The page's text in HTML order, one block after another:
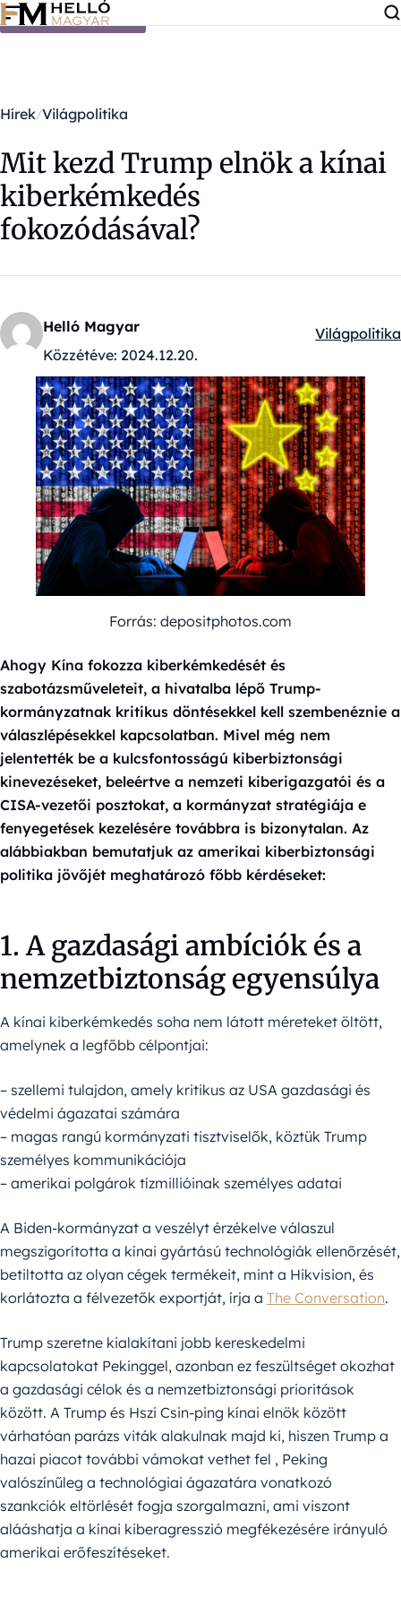
Ugrás a tartalomra
Hírek Világpolitika
Mit kezd Trump elnök a kínai
kiberkémkedés
fokozódásával?
Helló Magyar
Közzétéve: 2024.12.20.
Kategóriák:
Világpolitika
Forrás: depositphotos.com
Ahogy Kína fokozza kiberkémkedését és
szabotázsműveleteit, a hivatalba lépő Trump-
kormányzatnak kritikus döntésekkel kell szembenéznie a
válaszlépésekkel kapcsolatban. Mivel még nem
jelentették be a kulcsfontosságú kiberbiztonsági
kinevezéseket, beleértve a nemzeti kiberigazgatói és a
CISA-vezetői posztokat, a kormányzat stratégiája e
fenyegetések kezelésére továbbra is bizonytalan. Az
alábbiakban bemutatjuk az amerikai kiberbiztonsági
politika jövőjét meghatározó főbb kérdéseket:
1. A gazdasági ambíciók és a
nemzetbiztonság egyensúlya
A kínai kiberkémkedés soha nem látott méreteket öltött,
amelynek a legfőbb célpontjai:
– szellemi tulajdon, amely kritikus az USA gazdasági és
védelmi ágazatai számára
– magas rangú kormányzati tisztviselők, köztük Trump
személyes kommunikációja
– amerikai polgárok tízmillióinak személyes adatai
A Biden-kormányzat a veszélyt érzékelve válaszul
megszigorította a kínai gyártású technológiák ellenőrzését,
betiltotta az olyan cégek termékeit, mint a Hikvision, és
korlátozta a félvezetők exportját, írja a The Conversation.
Trump szeretne kialakítani jobb kereskedelmi
kapcsolatokat Pekinggel, azonban ez feszültséget okozhat
a gazdasági célok és a nemzetbiztonsági prioritások
között. A Trump és Hszi Csin-ping kínai elnök között
várhatóan parázs viták alakulnak majd ki, hiszen Trump a
hazai piacot további vámokat vethet fel , Peking
valószínűleg a technológiai ágazatára vonatkozó
szankciók eltörlését fogja szorgalmazni, ami viszont
alááshatja a kínai kiberagresszió megfékezésére irányuló
amerikai erőfeszítéseket.